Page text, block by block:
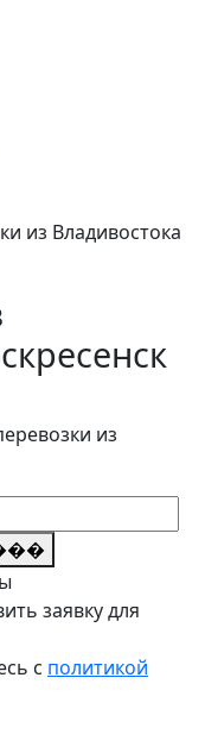
из Владивостока
из
заявку для
с политикой